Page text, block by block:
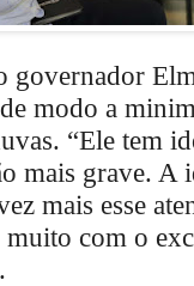
modo a
“Ele tem
mais grave. A
mais esse
com o